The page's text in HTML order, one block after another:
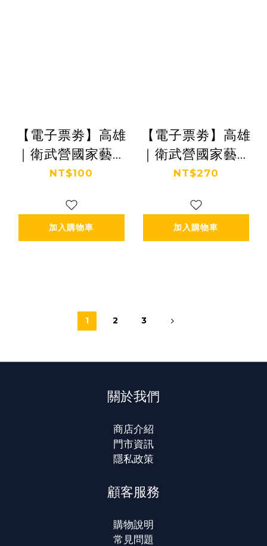
【電子票劵】高雄
｜衛武營國家藝術
文化中心－定時導
NT$100
加入購物車
【電子票劵】高雄
｜衛武營國家藝術
文化中心－外語導
NT$270
加入購物車
1 2 3
關於我們
商店介紹
門市資訊
隱私政策
顧客服務
購物說明
常見問題